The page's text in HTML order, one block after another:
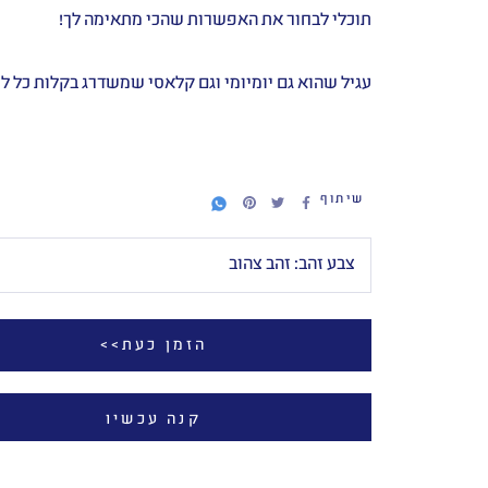
תוכלי לבחור את האפשרות שהכי מתאימה לך!
עגיל שהוא גם יומיומי וגם קלאסי שמשדרג בקלות כל
שיתוף
צבע זהב: זהב צהוב
הזמן כעת>>
קנה עכשיו